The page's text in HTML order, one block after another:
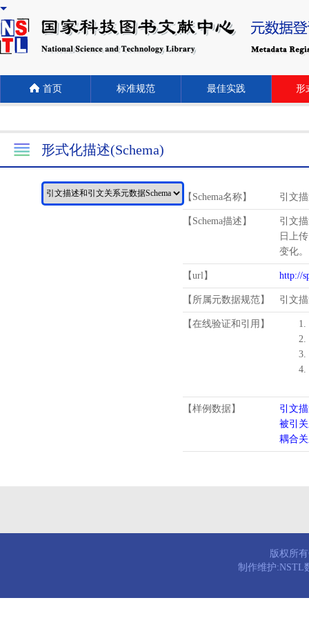
首页 标准规范 最佳实践 形
形式化描述(Schema)
【Schema名称】 引文
【Schema描述】
引文
日上
变化。
【url】 http://
【所属元数据规范】 引文
【在线验证和引用】
1.
2.
3.
4.
【样例数据】
引文
被引
耦合
版权所
制作维护:NSTL